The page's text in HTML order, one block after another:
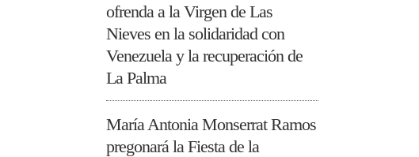
ofrenda a la Virgen de Las
Nieves en la solidaridad con
Venezuela y la recuperación de
La Palma
María Antonia Monserrat Ramos
pregonará la Fiesta de la